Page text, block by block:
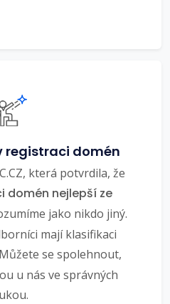
registraci domén
která potvrdila, že
domén nejlepší ze
jako nikdo jiný.
mají klasifikaci
se spolehnout,
u nás ve správných